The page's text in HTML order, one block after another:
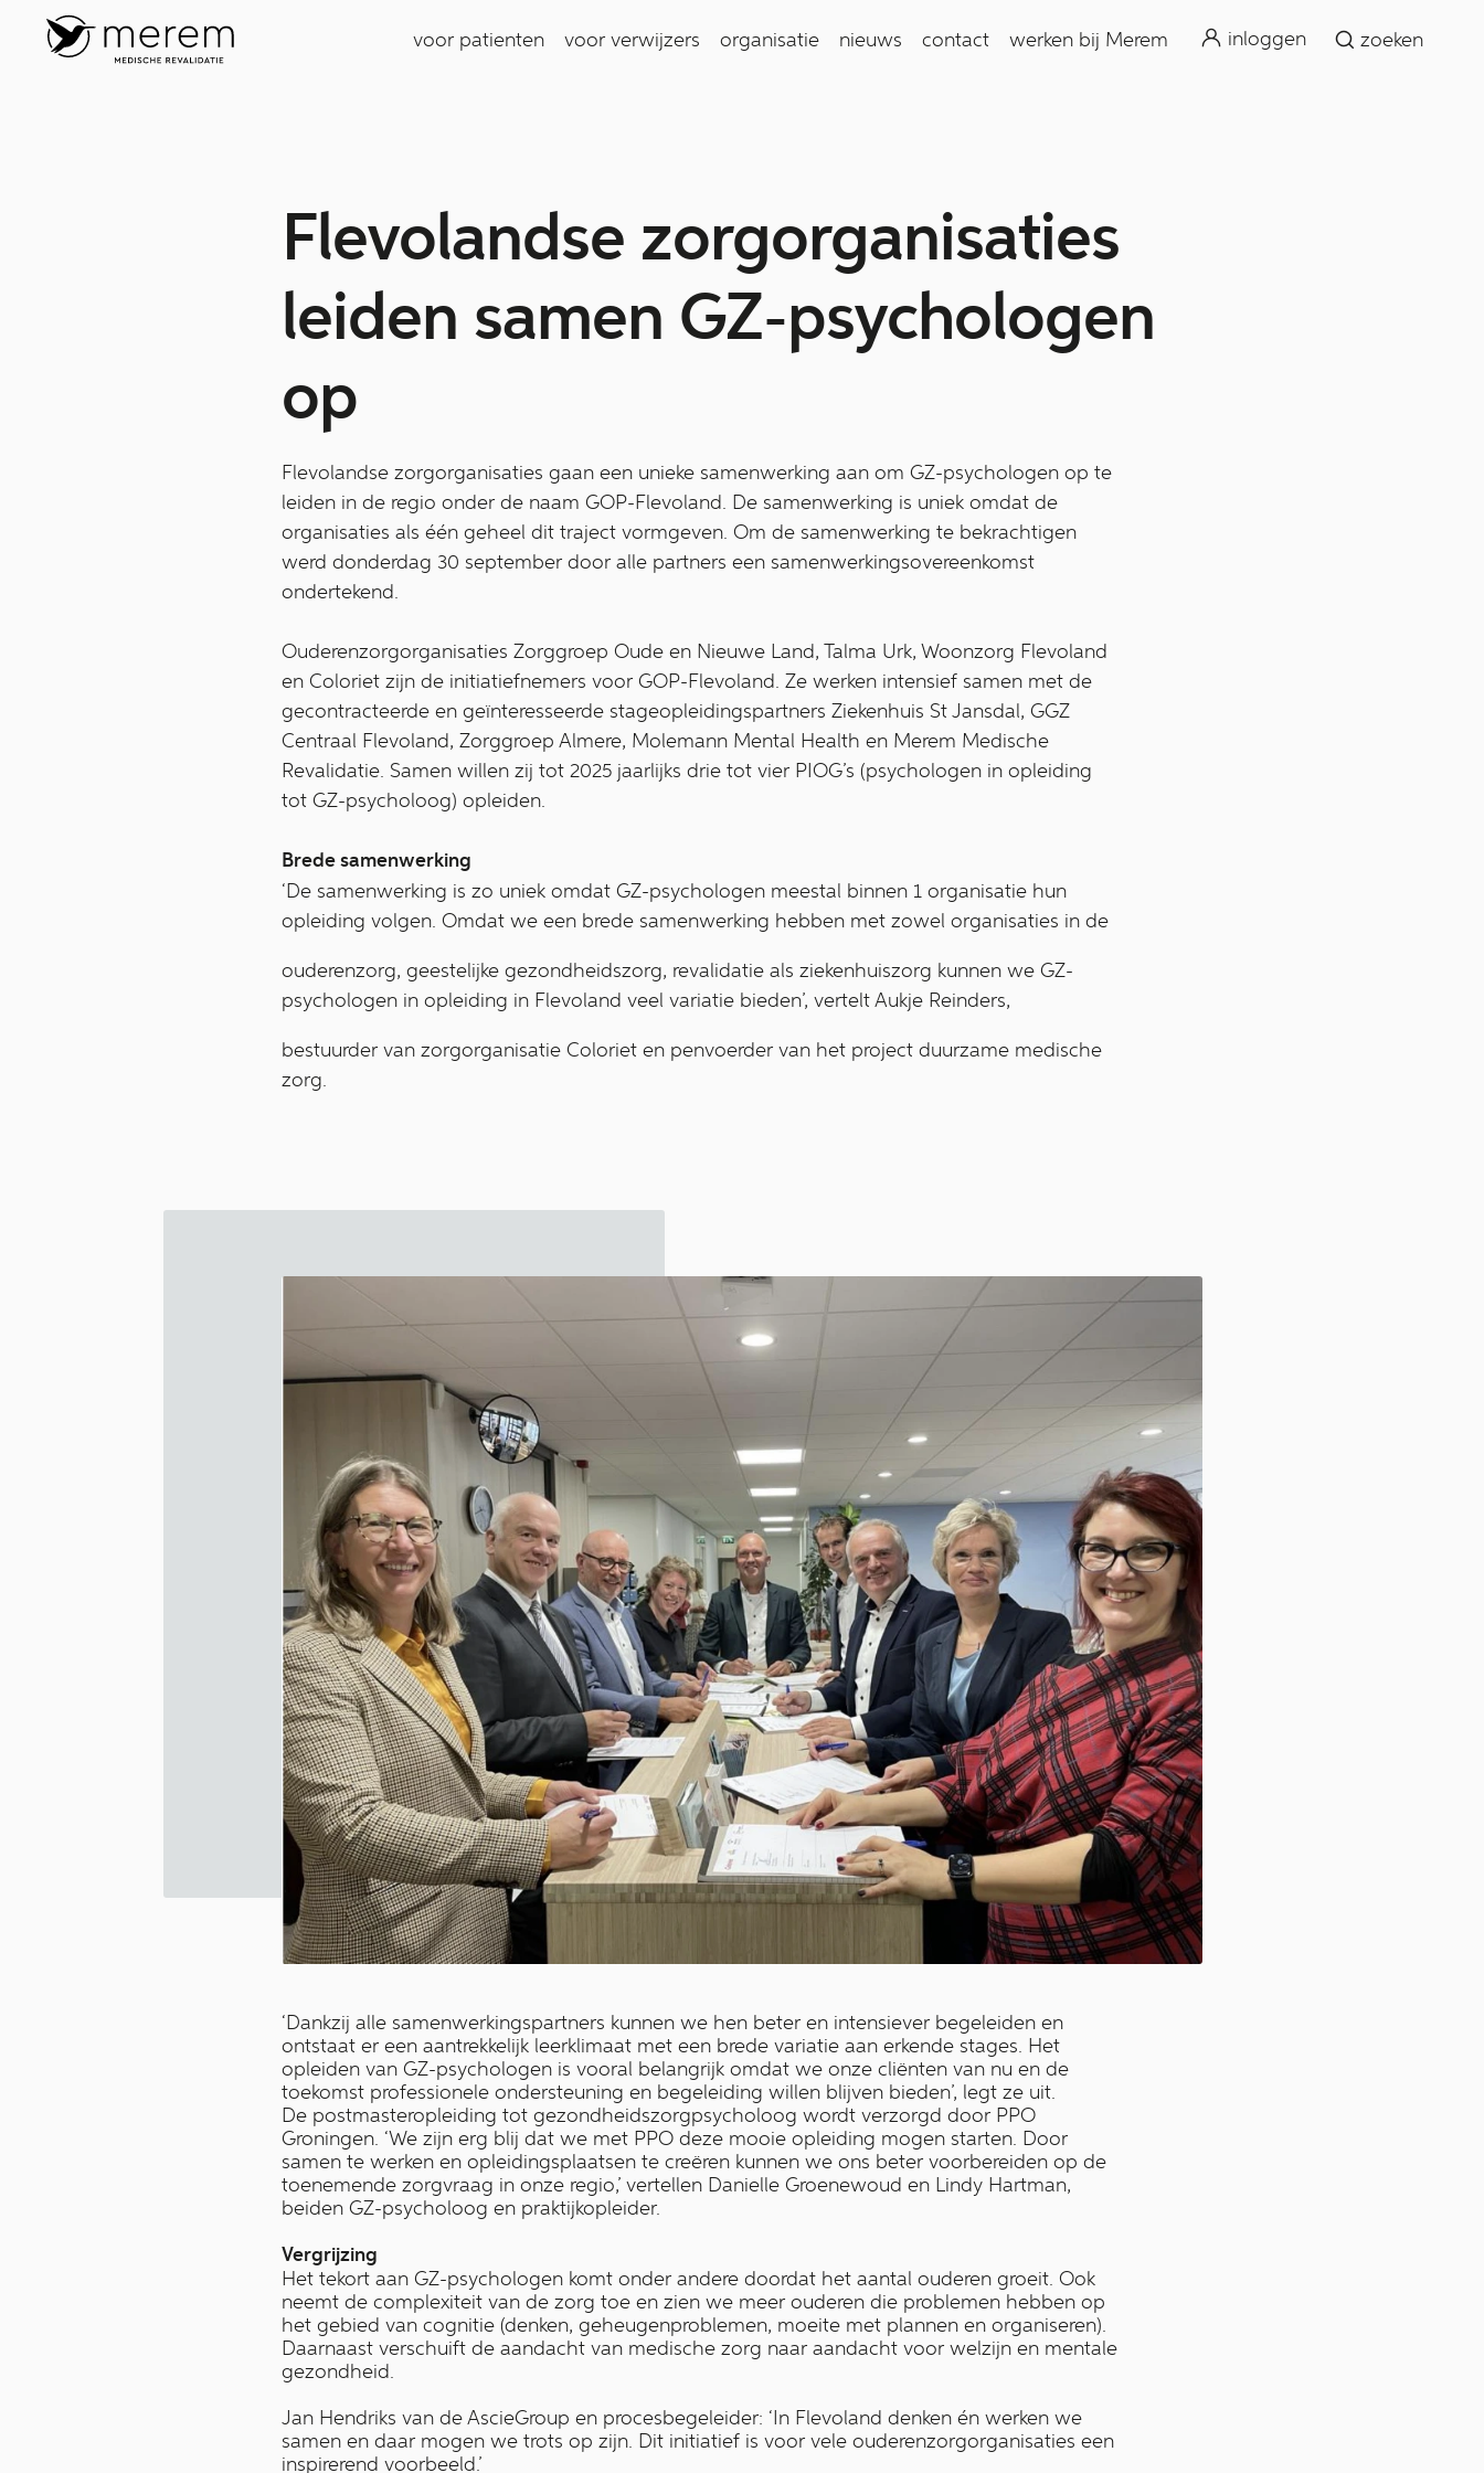
voor patienten voor verwijzers organisatie nieuws contact werken bij Merem inloggen zoeken
zoeken
Flevolandse zorgorganisaties
leiden samen GZ-psychologen
op
Flevolandse zorgorganisaties gaan een unieke samenwerking aan om GZ-psychologen op te
leiden in de regio onder de naam GOP-Flevoland. De samenwerking is uniek omdat de
organisaties als één geheel dit traject vormgeven. Om de samenwerking te bekrachtigen
werd donderdag 30 september door alle partners een samenwerkingsovereenkomst
ondertekend.
Ouderenzorgorganisaties Zorggroep Oude en Nieuwe Land, Talma Urk, Woonzorg Flevoland
en Coloriet zijn de initiatiefnemers voor GOP-Flevoland. Ze werken intensief samen met de
gecontracteerde en geïnteresseerde stageopleidingspartners Ziekenhuis St Jansdal, GGZ
Centraal Flevoland, Zorggroep Almere, Molemann Mental Health en Merem Medische
Revalidatie. Samen willen zij tot 2025 jaarlijks drie tot vier PIOG’s (psychologen in opleiding
tot GZ-psycholoog) opleiden.
Brede samenwerking
‘De samenwerking is zo uniek omdat GZ-psychologen meestal binnen 1 organisatie hun
opleiding volgen. Omdat we een brede samenwerking hebben met zowel organisaties in de
ouderenzorg, geestelijke gezondheidszorg, revalidatie als ziekenhuiszorg kunnen we GZ-
psychologen in opleiding in Flevoland veel variatie bieden’, vertelt Aukje Reinders,
bestuurder van zorgorganisatie Coloriet en penvoerder van het project duurzame medische
zorg.
‘Dankzij alle samenwerkingspartners kunnen we hen beter en intensiever begeleiden en
ontstaat er een aantrekkelijk leerklimaat met een brede variatie aan erkende stages. Het
opleiden van GZ-psychologen is vooral belangrijk omdat we onze cliënten van nu en de
toekomst professionele ondersteuning en begeleiding willen blijven bieden’, legt ze uit.
De postmasteropleiding tot gezondheidszorgpsycholoog wordt verzorgd door PPO
Groningen. ‘We zijn erg blij dat we met PPO deze mooie opleiding mogen starten. Door
samen te werken en opleidingsplaatsen te creëren kunnen we ons beter voorbereiden op de
toenemende zorgvraag in onze regio,’ vertellen Danielle Groenewoud en Lindy Hartman,
beiden GZ-psycholoog en praktijkopleider.
Vergrijzing
Het tekort aan GZ-psychologen komt onder andere doordat het aantal ouderen groeit. Ook
neemt de complexiteit van de zorg toe en zien we meer ouderen die problemen hebben op
het gebied van cognitie (denken, geheugenproblemen, moeite met plannen en organiseren).
Daarnaast verschuift de aandacht van medische zorg naar aandacht voor welzijn en mentale
gezondheid.
Jan Hendriks van de AscieGroup en procesbegeleider: ‘In Flevoland denken én werken we
samen en daar mogen we trots op zijn. Dit initiatief is voor vele ouderenzorgorganisaties een
inspirerend voorbeeld.’